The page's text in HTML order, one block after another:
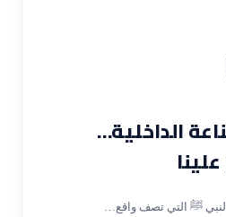
الداخلية…
ﷺ التي تصف واقع…